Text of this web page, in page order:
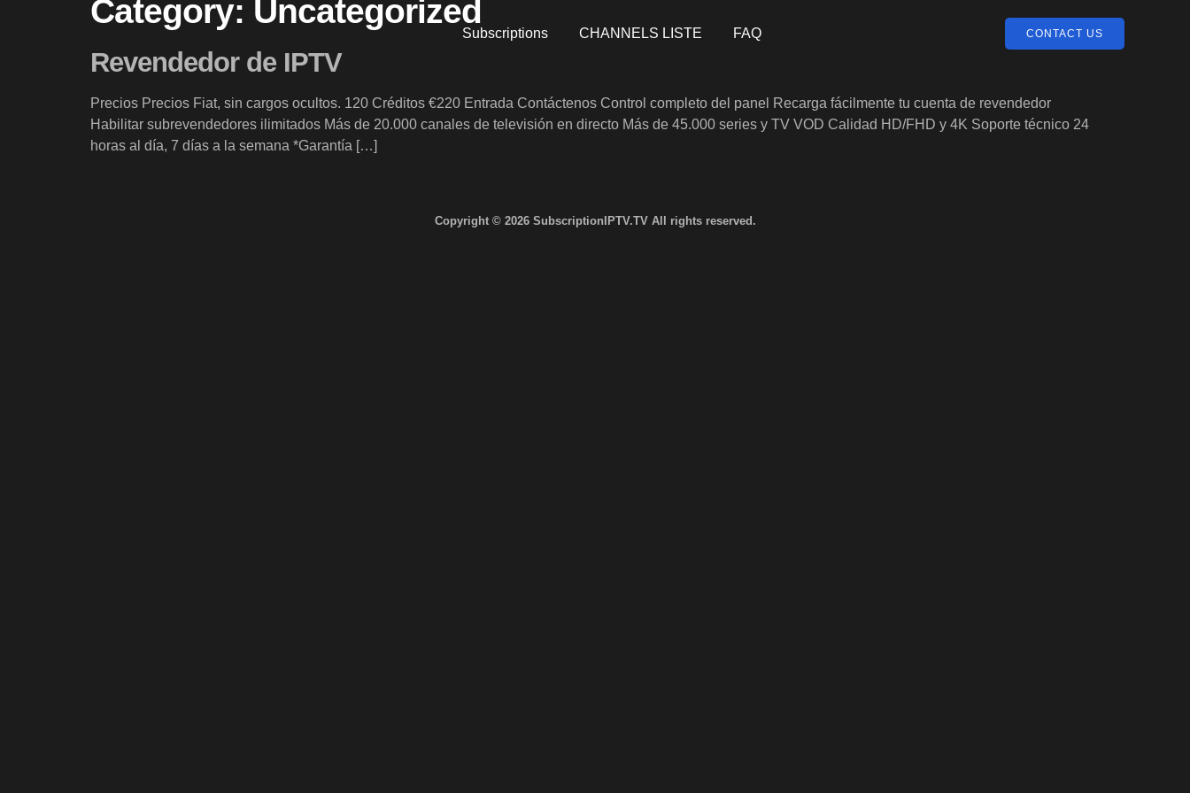
Subscriptions CHANNELS LISTE FAQ CONTACT US
Category: Uncategorized
Revendedor de IPTV
Precios Precios Fiat, sin cargos ocultos. 120 Créditos €220 Entrada Contáctenos Control completo del panel Recarga fácilmente tu cuenta de revendedor
Habilitar subrevendedores ilimitados Más de 20.000 canales de televisión en directo Más de 45.000 series y TV VOD Calidad HD/FHD y 4K Soporte técnico 24
horas al día, 7 días a la semana *Garantía […]
Copyright © 2026 SubscriptionIPTV.TV All rights reserved.